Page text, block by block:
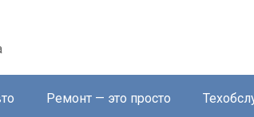
Ремонт — это просто